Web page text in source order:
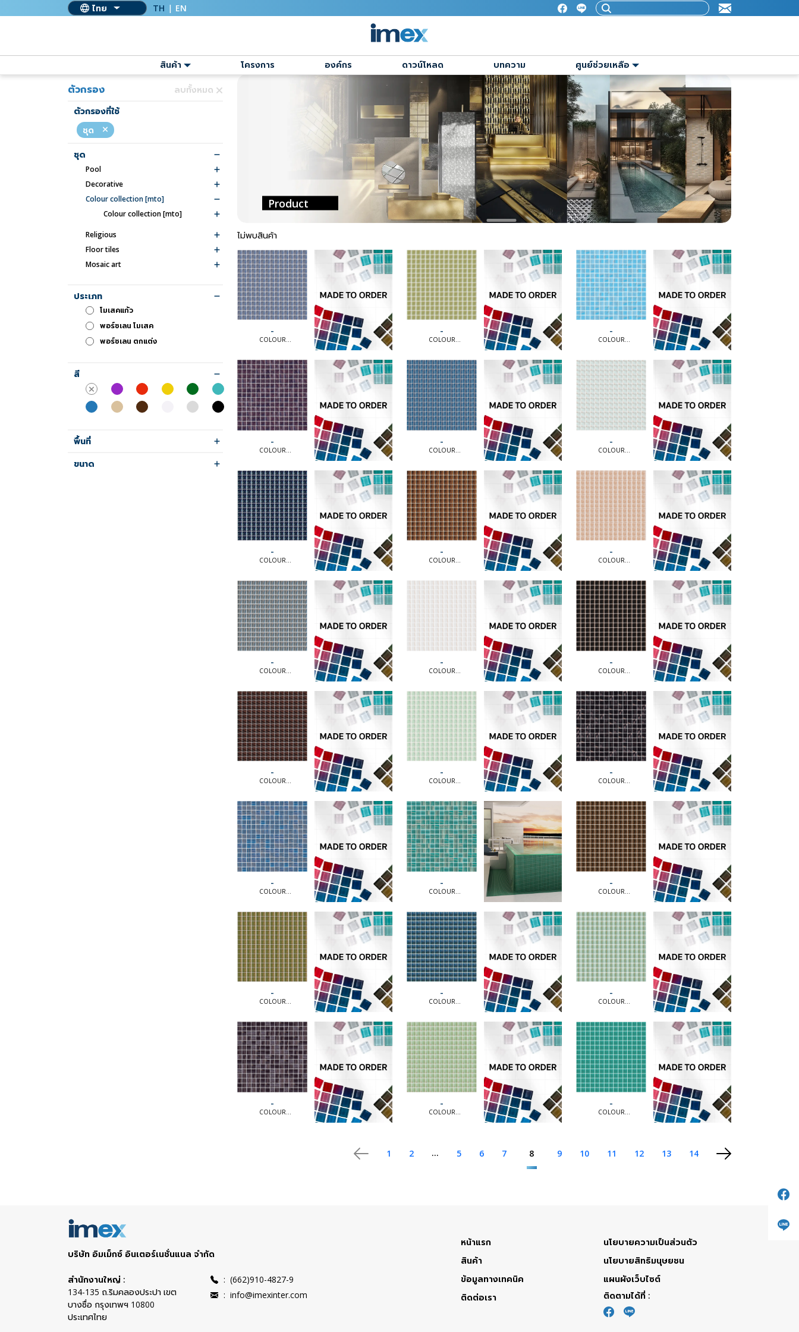
ไทย TH | EN
สินค้า โครงการ องค์กร ดาวน์โหลด บทความ ศูนย์ช่วยเหลือ
ตัวกรอง
ลบทั้งหมด
ตัวกรองที่ใช้
ชุด
ชุด
pool
decorative
colour collection [mto]
colour collection [mto]
religious
floor tiles
mosaic art
ประเภท
โมเสคแก้ว
พอร์ซเลน โมเสค
พอร์ซเลน ตกแต่ง
สี
พื้นที่
ขนาด
Product
ไม่พบสินค้า
-
COLOUR
COLLECTION [MTO]
-
COLOUR
COLLECTION [MTO]
-
COLOUR
COLLECTION [MTO]
-
COLOUR
COLLECTION [MTO]
-
COLOUR
COLLECTION [MTO]
-
COLOUR
COLLECTION [MTO]
-
COLOUR
COLLECTION [MTO]
-
COLOUR
-
COLOUR
COLLECTION [MTO]
-
COLOUR
COLLECTION [MTO]
-
COLOUR
COLLECTION [MTO]
-
COLOUR
COLLECTION [MTO]
-
COLOUR
COLLECTION [MTO]
-
COLOUR
COLLECTION [MTO]
-
COLOUR
COLLECTION [MTO]
-
COLOUR
COLLECTION [MTO]
-
COLOUR
COLLECTION [MTO]
-
COLOUR
COLLECTION [MTO]
-
COLOUR
COLLECTION [MTO]
-
COLOUR
COLLECTION [MTO]
-
COLOUR
COLLECTION [MTO]
-
COLOUR
-
COLOUR
-
COLOUR
1 2 ... 5 6 7 8 9 10 11 12 13 14
บริษัท อิมเม็กซ์ อินเตอร์เนชั่นแนล จำกัด
สำนักงานใหญ่ :
134-135 ถ.ริมคลองประปา เขต
บางซื่อ กรุงเทพฯ 10800
ประเทศไทย
: (662)910-4827-9
: info@imexinter.com
หน้าแรก
สินค้า
ข้อมูลทางเทคนิค
ติดต่อเรา
นโยบายความเป็นส่วนตัว
นโยบายสิทธิมนุษยชน
แผนผังเว็บไซต์
ติดตามได้ที่ :